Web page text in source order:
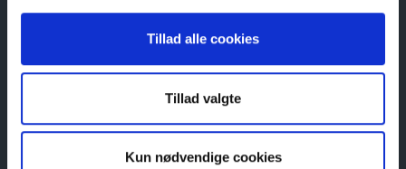
Tillad alle cookies
Tillad valgte
Kun nødvendige cookies
Kystmuseets webside her:https://llk.dk/2ima8d
Tilbage